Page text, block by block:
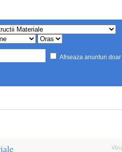
Afiseaza anunturi